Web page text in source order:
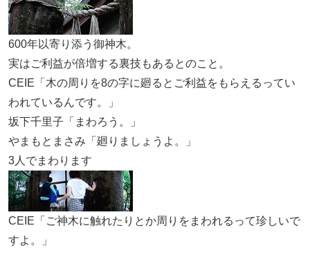
600年以寄り添う御神木。
実はご利益が倍増する裏技もあるとのこと。
CEIE「木の周りを8の字に廻るとご利益をもらえるってい
われているんです。」
坂下千里子「まわろう。」
やまもとまさみ「廻りましょうよ。」
3人でまわります
CEIE「ご神木に触れたりとか周りをまわれるって珍しいで
すよ。」